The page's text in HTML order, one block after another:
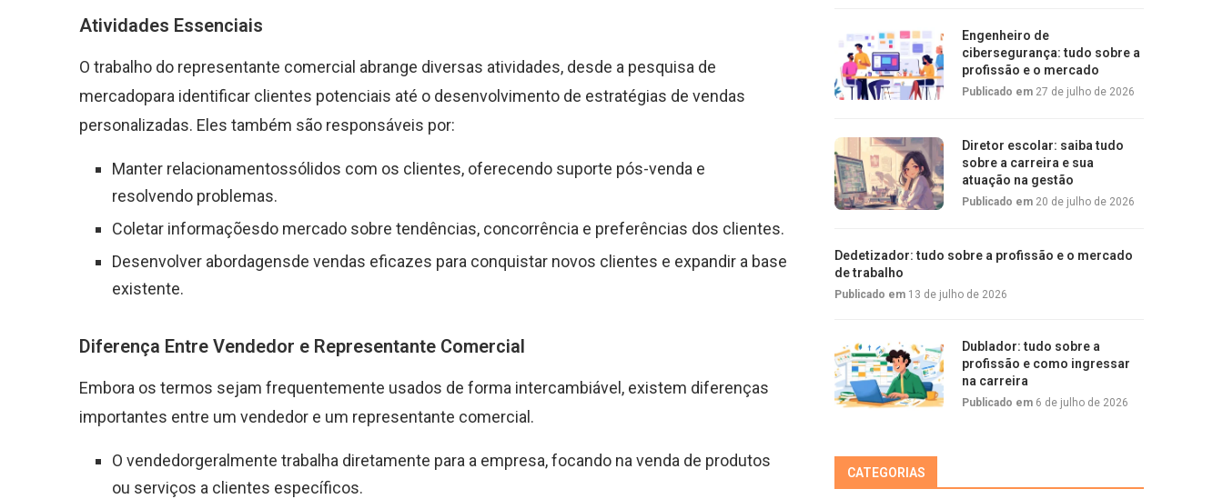
Atividades Essenciais
O trabalho do representante comercial abrange diversas atividades, desde a pesquisa de
mercadopara identificar clientes potenciais até o desenvolvimento de estratégias de vendas
personalizadas. Eles também são responsáveis por:
Manter relacionamentossólidos com os clientes, oferecendo suporte pós-venda e
resolvendo problemas.
Coletar informaçõesdo mercado sobre tendências, concorrência e preferências dos clientes.
Desenvolver abordagensde vendas eficazes para conquistar novos clientes e expandir a base
existente.
Diferença Entre Vendedor e Representante Comercial
Embora os termos sejam frequentemente usados de forma intercambiável, existem diferenças
importantes entre um vendedor e um representante comercial.
O vendedorgeralmente trabalha diretamente para a empresa, focando na venda de produtos
ou serviços a clientes específicos.
Engenheiro de
cibersegurança: tudo sobre a
profissão e o mercado
Publicado em 27 de julho de 2026
Diretor escolar: saiba tudo
sobre a carreira e sua
atuação na gestão
Publicado em 20 de julho de 2026
Dedetizador: tudo sobre a profissão e o mercado
de trabalho
Publicado em 13 de julho de 2026
Dublador: tudo sobre a
profissão e como ingressar
na carreira
Publicado em 6 de julho de 2026
CATEGORIAS